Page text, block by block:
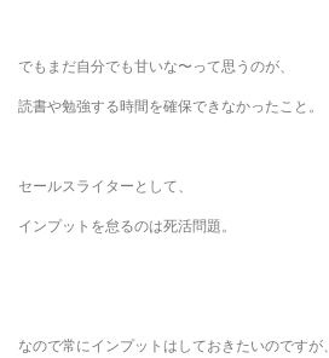
でもまだ自分でも甘いな〜って思うのが、
読書や勉強する時間を確保できなかったこと。
セールスライターとして、
インプットを怠るのは死活問題。
なので常にインプットはしておきたいのですが、